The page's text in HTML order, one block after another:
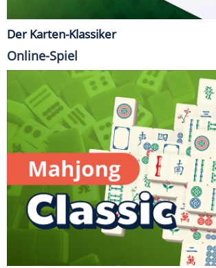
Der Karten-Klassiker
Online-Spiel